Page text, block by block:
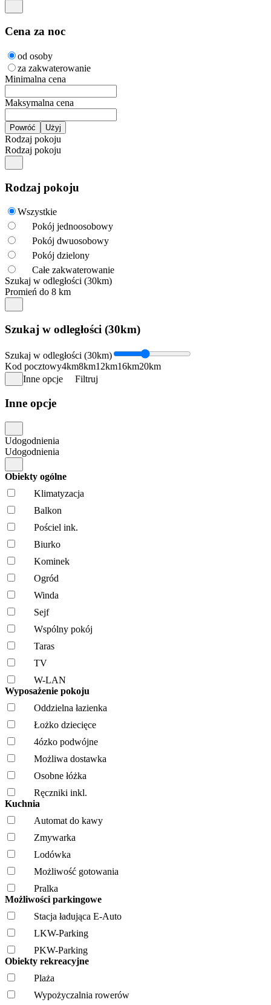
Cena za noc
od osoby
za zakwaterowanie
Minimalna cena
Maksymalna cena
Rodzaj pokoju
Rodzaj pokoju
Rodzaj pokoju
Wszystkie
Pokój jednoosobowy
Pokój dwuosobowy
Pokój dzielony
Całe zakwaterowanie
Szukaj w odległości (30km)
Promień do 8 km
Szukaj w odległości (30km)
Szukaj w odległości (30km)
Kod pocztowy4km8km12km16km20km
Inne opcje
Filtruj
Inne opcje
Udogodnienia
Udogodnienia
Obiekty ogólne
Klimatyzacja
Balkon
Pościel ink.
Biurko
Kominek
Ogród
Winda
Sejf
Wspólny pokój
Taras
TV
W-LAN
Wyposażenie pokoju
Oddzielna łazienka
Łożko dziecięce
4ózko podwójne
Możliwa dostawka
Osobne łóżka
Ręczniki inkl.
Kuchnia
Automat do kawy
Zmywarka
Lodówka
Możliwość gotowania
Pralka
Możliwości parkingowe
Stacja ładująca E-Auto
LKW-Parking
PKW-Parking
Obiekty rekreacyjne
Plaża
Wypożyczalnia rowerów